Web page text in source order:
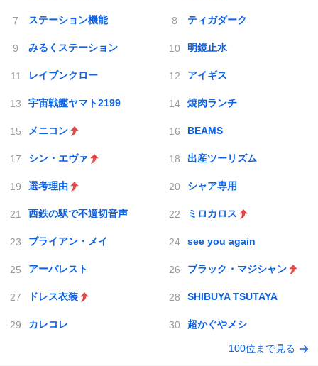
ステーション機能 ティガダーク
みるくステーション 明鏡止水
レイブンクロー アイギス
宇宙戦艦ヤマト2199 焼肉ランチ
メニコン BEAMS
シン・エヴァ 出産ツーリズム
選考理由 シャア専用
西鉄の駅で不適切音声 ミロカロス
ブライアン・メイ see you again
アーバレスト ブラック・マジシャン
ドレス衣装 SHIBUYA TSUTAYA
カレコレ 超かぐやメシ
100位まで見る